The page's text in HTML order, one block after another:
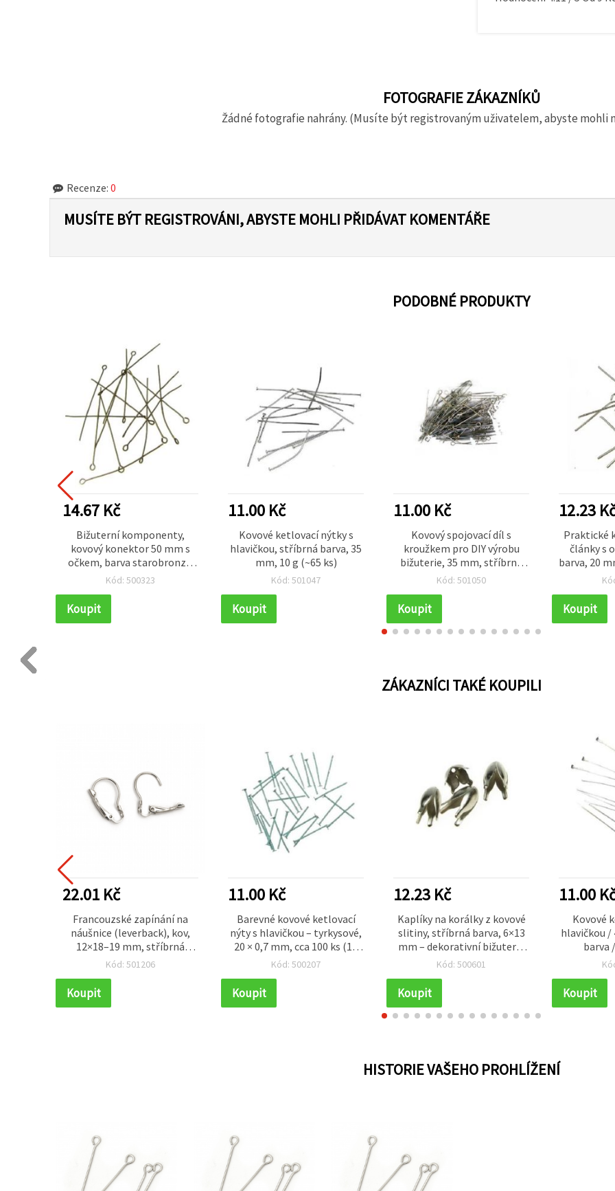
FOTOGRAFIE ZÁKAZNÍKŮ
Žádné fotografie nahrány. (Musíte být registrovaným uživatelem, abyste mohli
Recenze: 0
MUSÍTE BÝT REGISTROVÁNI, ABYSTE MOHLI PŘIDÁVAT KOMENTÁŘE
PODOBNÉ PRODUKTY
14.67 Kč
Bižuterní komponenty,
kovový konektor 50 mm s
očkem, barva starobronz –
10 g (~85 ks)
Kód: 500323
Koupit
11.00 Kč
Kovové ketlovací nýtky s
hlavičkou, stříbrná barva, 35
mm, 10 g (~65 ks)
Kód: 501047
Koupit
11.00 Kč
Kovový spojovací díl s
kroužkem pro DIY výrobu
bižuterie, 35 mm, stříbrná
barva – 10 g (~120 ks)
Kód: 501050
Koupit
12.23
Praktické
články s
barva, 20
g),
Koupit
ZÁKAZNÍCI TAKÉ KOUPILI
22.01 Kč
Francouzské zapínání na
náušnice (leverback), kov,
12×18–19 mm, stříbrná
barva – 10 ks
Kód: 501206
Koupit
11.00 Kč
Barevné kovové ketlovací
nýty s hlavičkou – tyrkysové,
20 × 0,7 mm, cca 100 ks (10
g), ideální pro kreativní
Kód: 500207
Koupit
12.23 Kč
Kaplíky na korálky z kovové
slitiny, stříbrná barva, 6×13
mm – dekorativní bižuterní
komponenty pro DIY výrobu
Kód: 500601
Koupit
11.00
Kovové
hlavičkou
barva
Koupit
HISTORIE VAŠEHO PROHLÍŽENÍ